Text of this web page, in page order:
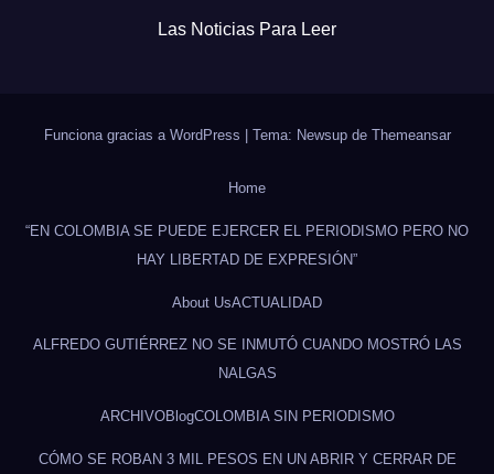
Las Noticias Para Leer
Funciona gracias a WordPress | Tema: Newsup de Themeansar
Home
“EN COLOMBIA SE PUEDE EJERCER EL PERIODISMO PERO NO
HAY LIBERTAD DE EXPRESIÓN”
About UsACTUALIDAD
ALFREDO GUTIÉRREZ NO SE INMUTÓ CUANDO MOSTRÓ LAS
NALGAS
ARCHIVOBlogCOLOMBIA SIN PERIODISMO
CÓMO SE ROBAN 3 MIL PESOS EN UN ABRIR Y CERRAR DE